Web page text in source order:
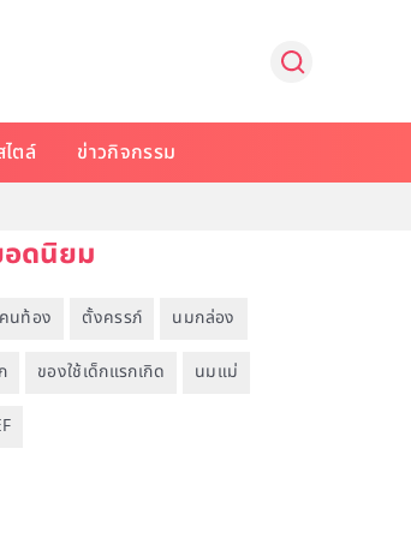
ตล์ ข่าวกิจกรรม
อดนิยม
คนท้อง ตั้งครรภ์ นมกล่อง
ของใช้เด็กแรกเกิด นมแม่